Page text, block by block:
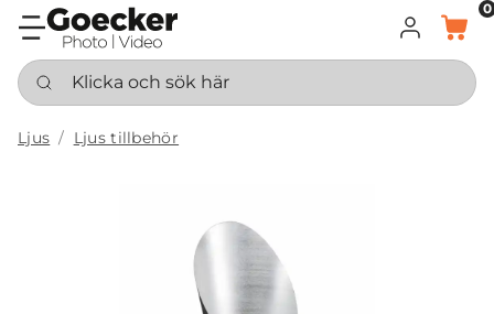
LOGGA IN
KORG
0
Klicka och sök här
Ljus Ljus tillbehör